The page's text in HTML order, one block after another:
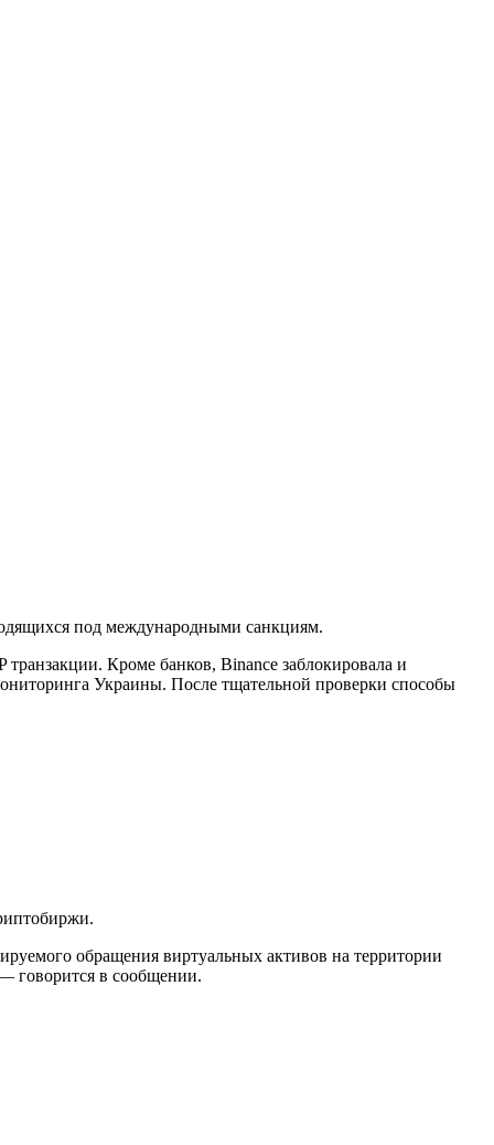
под международными санкциям.
Кроме банков, Binance заблокировала и
Украины. После тщательной проверки способы
обращения виртуальных активов на территории
говорится в сообщении.